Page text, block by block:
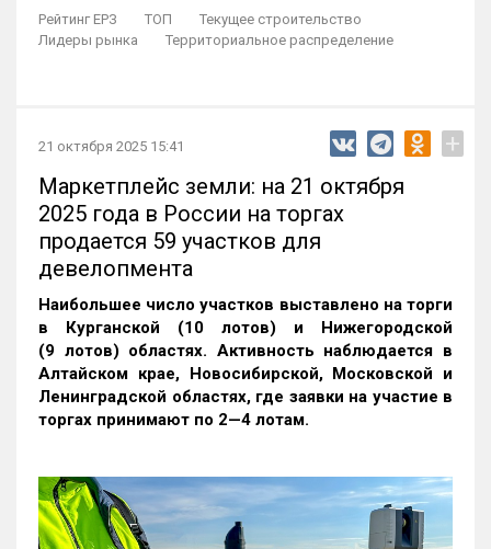
Рейтинг ЕРЗ ТОП
Текущее строительство
Лидеры рынка
Территориальное распределение
21 октября 2025 15:41 +
Маркетплейс земли: на 21 октября
2025 года в России на торгах
продается 59 участков для
девелопмента
Наибольшее число участков выставлено на торги
в Курганской (10 лотов) и Нижегородской
(9 лотов) областях. Активность наблюдается в
Алтайском крае, Новосибирской, Московской и
Ленинградской областях, где заявки на участие в
торгах принимают по 2—4 лотам.